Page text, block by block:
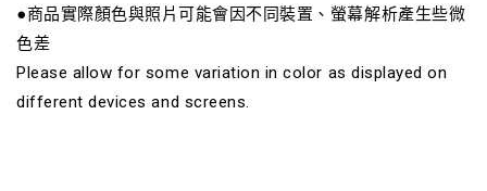
●商品實際顏色與照片可能會因不同裝置、螢幕解析產生些微
色差
Please allow for some variation in color as displayed on
different devices and screens.